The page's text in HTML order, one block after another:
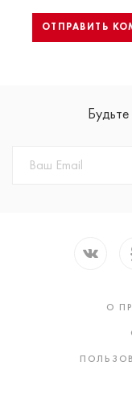
Будьте
О